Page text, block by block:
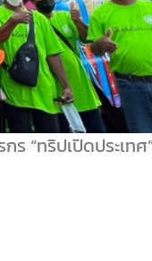
ทริปเปิดประเทศ